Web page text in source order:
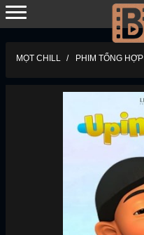
MỌT CHILL PHIM TỔNG HỢP